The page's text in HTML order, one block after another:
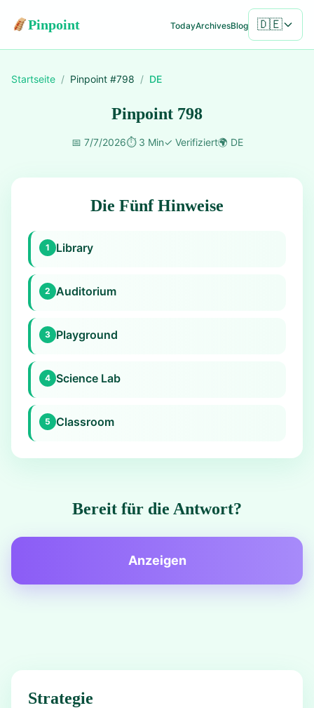
Pinpoint TodayArchivesBlog 🇩🇪
Startseite / Pinpoint #798 / DE
Pinpoint 798
📅 7/7/2026⏱️ 3 Min✓ Verifiziert🌍 DE
Die Fünf Hinweise
1 Library
2 Auditorium
3 Playground
4 Science Lab
5 Classroom
Bereit für die Antwort?
Anzeigen
Strategie